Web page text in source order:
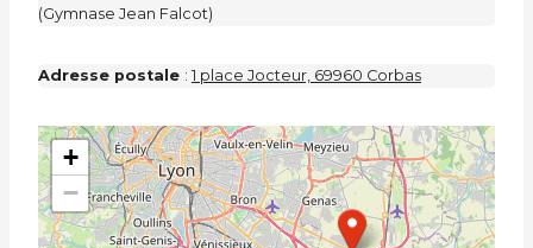
(Gymnase Jean Falcot)
Adresse postale : 1 place Jocteur, 69960 Corbas
+
−